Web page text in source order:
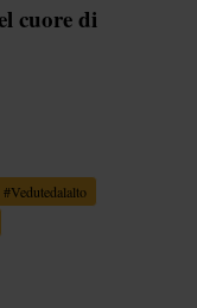
cuore di
#Vedutedalalto